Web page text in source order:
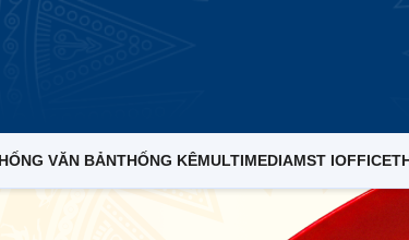
VĂN BẢNTHỐNG KÊMULTIMEDIAMST IOFFICE